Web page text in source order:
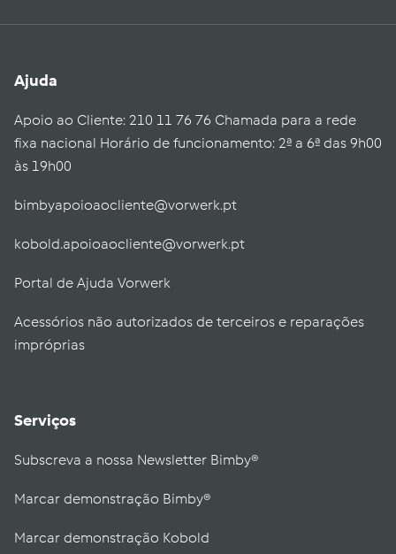
Ajuda
Apoio ao Cliente: 210 11 76 76 Chamada para a rede
fixa nacional Horário de funcionamento: 2ª a 6ª das 9h00
às 19h00
bimbyapoioaocliente@vorwerk.pt
kobold.apoioaocliente@vorwerk.pt
Portal de Ajuda Vorwerk
Acessórios não autorizados de terceiros e reparações
impróprias
Serviços
Subscreva a nossa Newsletter Bimby®
Marcar demonstração Bimby®
Marcar demonstração Kobold